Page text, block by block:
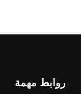
روابط مهمة